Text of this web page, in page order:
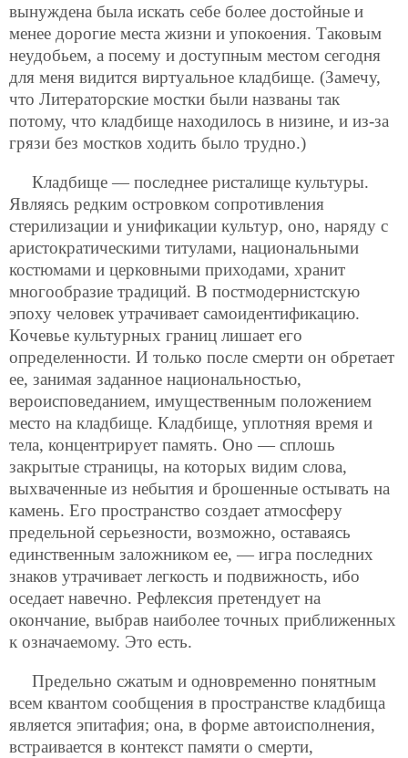
вынуждена была искать себе более достойные и
менее дорогие места жизни и упокоения. Таковым
неудобьем, а посему и доступным местом сегодня
для меня видится виртуальное кладбище. (Замечу,
что Литераторские мостки были названы так
потому, что кладбище находилось в низине, и из-за
грязи без мостков ходить было трудно.)
Кладбище — последнее ристалище культуры.
Являясь редким островком сопротивления
стерилизации и унификации культур, оно, наряду с
аристократическими титулами, национальными
костюмами и церковными приходами, хранит
многообразие традиций. В постмодернистскую
эпоху человек утрачивает самоидентификацию.
Кочевье культурных границ лишает его
определенности. И только после смерти он обретает
ее, занимая заданное национальностью,
вероисповеданием, имущественным положением
место на кладбище. Кладбище, уплотняя время и
тела, концентрирует память. Оно — сплошь
закрытые страницы, на которых видим слова,
выхваченные из небытия и брошенные остывать на
камень. Его пространство создает атмосферу
предельной серьезности, возможно, оставаясь
единственным заложником ее, — игра последних
знаков утрачивает легкость и подвижность, ибо
оседает навечно. Рефлексия претендует на
окончание, выбрав наиболее точных приближенных
к означаемому. Это есть.
Предельно сжатым и одновременно понятным
всем квантом сообщения в пространстве кладбища
является эпитафия; она, в форме автоисполнения,
встраивается в контекст памяти о смерти,